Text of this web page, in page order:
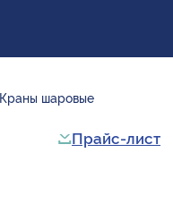
Краны шаровые
Прайс-лист